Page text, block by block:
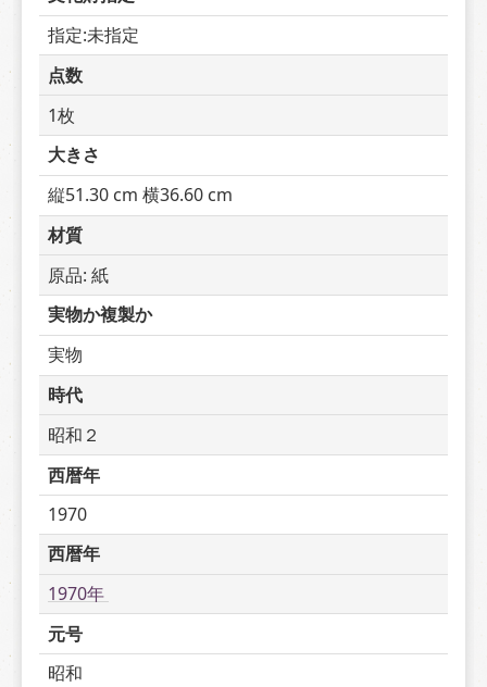
指定:未指定
点数
1枚
大きさ
縦51.30 cm 横36.60 cm
材質
原品: 紙
実物か複製か
実物
時代
昭和２
西暦年
1970
西暦年
1970年
元号
昭和